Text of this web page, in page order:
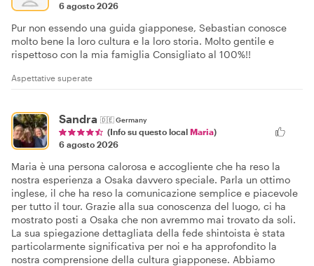
6 agosto 2026
Pur non essendo una guida giapponese, Sebastian conosce
molto bene la loro cultura e la loro storia. Molto gentile e
rispettoso con la mia famiglia Consigliato al 100%!!
Aspettative superate
Sandra 🇩🇪Germany
(Info su questo local Maria)
6 agosto 2026
Maria è una persona calorosa e accogliente che ha reso la
nostra esperienza a Osaka davvero speciale. Parla un ottimo
inglese, il che ha reso la comunicazione semplice e piacevole
per tutto il tour. Grazie alla sua conoscenza del luogo, ci ha
mostrato posti a Osaka che non avremmo mai trovato da soli.
La sua spiegazione dettagliata della fede shintoista è stata
particolarmente significativa per noi e ha approfondito la
nostra comprensione della cultura giapponese. Abbiamo